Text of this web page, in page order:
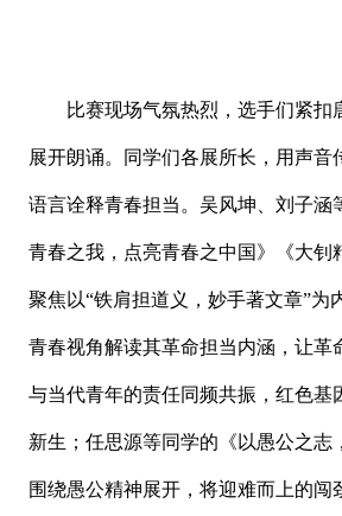
比赛现场气氛热烈，选手们紧扣
展开朗诵。同学们各展所长，用声音
语言诠释青春担当。吴风坤、刘子涵
青春之我，点亮青春之中国》《大钊
聚焦以“铁肩担道义，妙手著文章”为
青春视角解读其革命担当内涵，让革
与当代青年的责任同频共振，红色基
新生；任思源等同学的《以愚公之志
围绕愚公精神展开，将迎难而上的闯